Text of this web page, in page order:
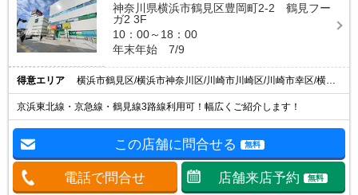
神奈川県横浜市鶴見区豊岡町2-2 鶴見フー
ガ2 3F
10：00～18：00
年末年始 7/9
得意エリア 横浜市鶴見区/横浜市神奈川区/川崎市川崎区/川崎市幸区/横浜市港北区
京浜東北線・京急線・鶴見線3路線利用可！幅広くご紹介します！
この店舗に問合せる 無料
電話で問合せ 店舗来店予約 無料